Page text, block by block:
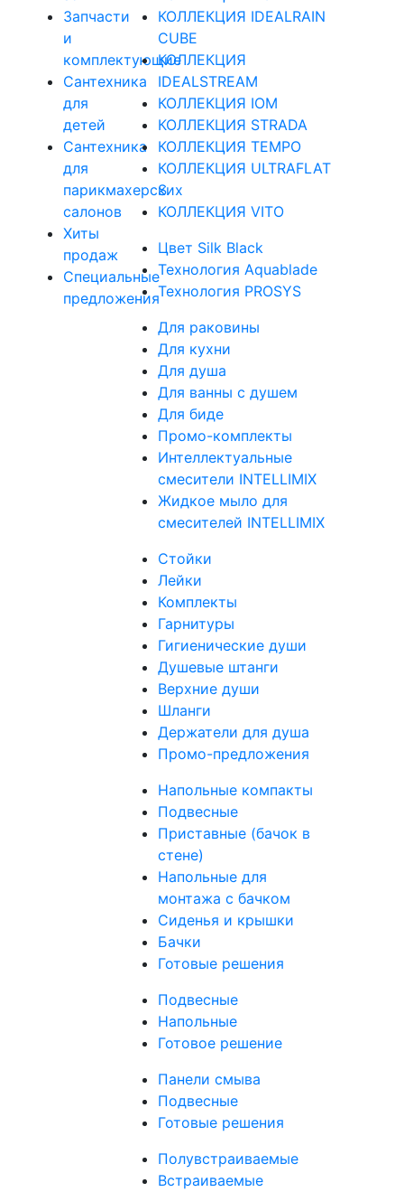
Запчасти
и
комплектующие
Сантехника
для
детей
Сантехника
для
парикмахерских
салонов
Хиты
продаж
Специальные
предложения
КОЛЛЕКЦИЯ IDEALRAIN
CUBE
КОЛЛЕКЦИЯ
IDEALSTREAM
КОЛЛЕКЦИЯ IOM
КОЛЛЕКЦИЯ STRADA
КОЛЛЕКЦИЯ TEMPO
КОЛЛЕКЦИЯ ULTRAFLAT
S
КОЛЛЕКЦИЯ VITO
Цвет Silk Black
Технология Aquablade
Технология PROSYS
Для раковины
Для кухни
Для душа
Для ванны с душем
Для биде
Промо-комплекты
Интеллектуальные
смесители INTELLIMIX
Жидкое мыло для
смесителей INTELLIMIX
Стойки
Лейки
Комплекты
Гарнитуры
Гигиенические души
Душевые штанги
Верхние души
Шланги
Держатели для душа
Промо-предложения
Напольные компакты
Подвесные
Приставные (бачок в
стене)
Напольные для
монтажа с бачком
Сиденья и крышки
Бачки
Готовые решения
Подвесные
Напольные
Готовое решение
Панели смыва
Подвесные
Готовые решения
Полувстраиваемые
Встраиваемые